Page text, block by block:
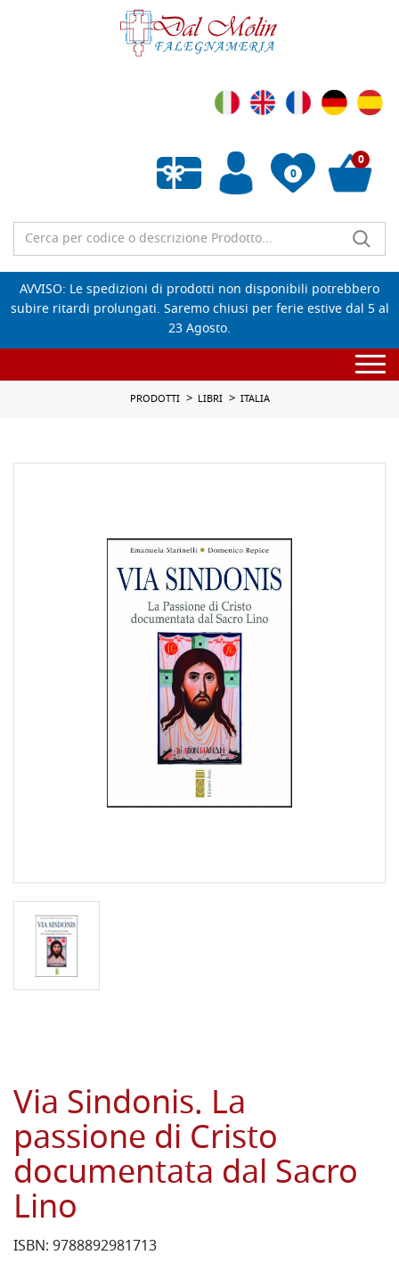
0
Wishlist vuota
0
AVVISO: Le spedizioni di prodotti non disponibili potrebbero
subire ritardi prolungati. Saremo chiusi per ferie estive dal 5 al
23 Agosto.
PRODOTTI LIBRI ITALIA
Via Sindonis. La
passione di Cristo
documentata dal Sacro
Lino
ISBN: 9788892981713